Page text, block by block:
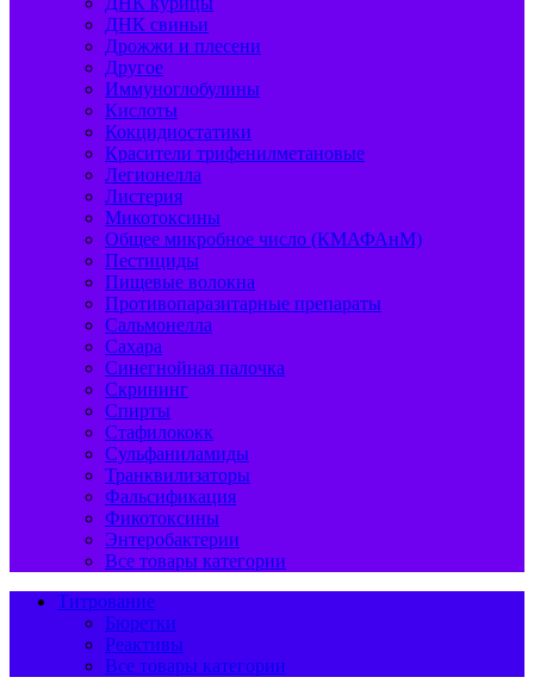
ДНК свиньи
Дрожжи и плесени
Другое
Иммуноглобулины
Кислоты
Кокцидиостатики
Красители трифенилметановые
Легионелла
Листерия
Микотоксины
Общее микробное число (КМАФАнМ)
Пестициды
Пищевые волокна
Противопаразитарные препараты
Сальмонелла
Сахара
Синегнойная палочка
Скрининг
Спирты
Стафилококк
Сульфаниламиды
Транквилизаторы
Фальсификация
Фикотоксины
Энтеробактерии
Все товары категории
Титрование
Бюретки
Реактивы
Все товары категории